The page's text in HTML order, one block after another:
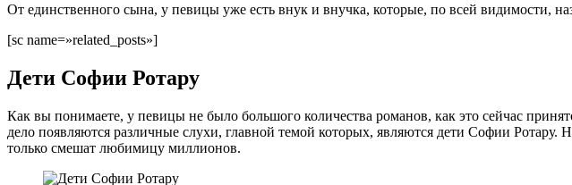
От единственного сына, у певицы уже есть внук и внучка, которые, по всей видимости,
[sc name=»related_posts»]
Дети Софии Ротару
Как вы понимаете, у певицы не было большого количества романов, как это сейчас
дело появляются различные слухи, главной темой которых, являются дети Софии Ротару.
только смешат любимицу миллионов.